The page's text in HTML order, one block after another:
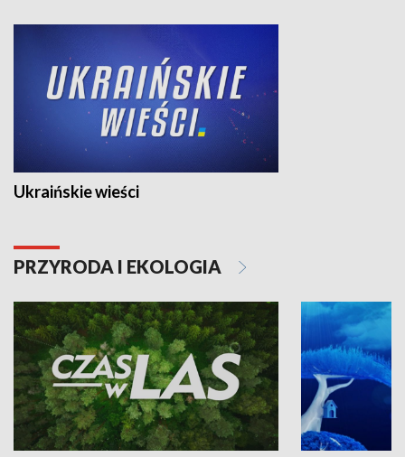
Ukraińskie wieści
PRZYRODA I EKOLOGIA